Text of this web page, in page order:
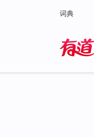
词典